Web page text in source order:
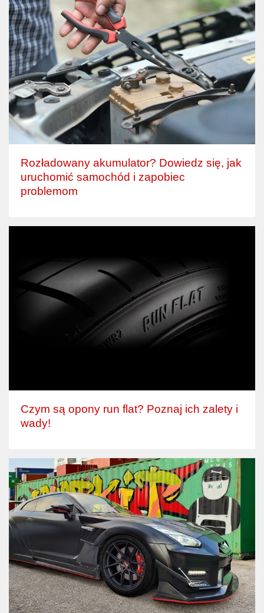
Rozładowany akumulator? Dowiedz się, jak
uruchomić samochód i zapobiec
problemom
Czym są opony run flat? Poznaj ich zalety i
wady!